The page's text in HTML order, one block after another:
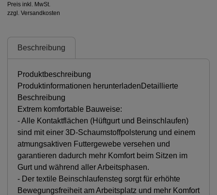
Preis inkl. MwSt.
zzgl. Versandkosten
Beschreibung
Produktbeschreibung
Produktinformationen herunterladenDetaillierte
Beschreibung
Extrem komfortable Bauweise:
- Alle Kontaktflächen (Hüftgurt und Beinschlaufen)
sind mit einer 3D-Schaumstoffpolsterung und einem
atmungsaktiven Futtergewebe versehen und
garantieren dadurch mehr Komfort beim Sitzen im
Gurt und während aller Arbeitsphasen.
- Der textile Beinschlaufensteg sorgt für erhöhte
Bewegungsfreiheit am Arbeitsplatz und mehr Komfort